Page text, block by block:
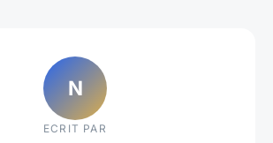
N
ECRIT PAR